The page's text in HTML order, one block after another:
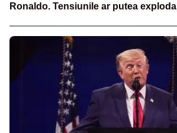
Ronaldo. Tensiunile ar putea exploda